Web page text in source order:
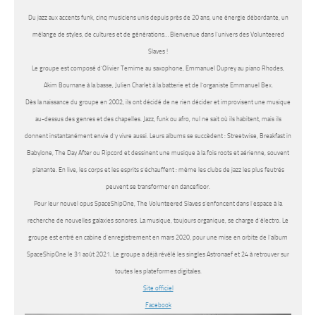
Du jazz aux accents funk, cinq musiciens unis depuis près de 20 ans, une énergie débordante, un
mélange de styles, de cultures et de générations… Bienvenue dans l’univers des Volunteered
Slaves !
Le groupe est composé d’Olivier Temime au saxophone, Emmanuel Duprey au piano Rhodes,
Akim Bournane à la basse, Julien Charlet à la batterie et de l’organiste Emmanuel Bex.
Dès la naissance du groupe en 2002, ils ont décidé de ne rien décider et improvisent une musique
au-dessus des genres et des chapelles. Jazz, funk ou afro, nul ne sait où ils habitent, mais ils
donnent instantanément envie d’y vivre aussi. Leurs albums se succèdent : Streetwise, Breakfast in
Babylone, The Day After ou Ripcord et dessinent une musique à la fois roots et aérienne, souvent
planante. En live, les corps et les esprits s’échauffent : même les clubs de jazz les plus feutrés
peuvent se transformer en dancefloor.
Pour leur nouvel opus SpaceShipOne, The Volunteered Slaves s’enfoncent dans l’espace à la
recherche de nouvelles galaxies sonores. La musique, toujours organique, se charge d’électro. Le
groupe est entré en cabine d’enregistrement en mars 2020, pour une mise en orbite de l’album
SpaceShipOne le 31 août 2021. Le groupe a déjà révélé les singles Astronaef et 24 à retrouver sur
toutes les plateformes digitales.
Site officiel
Facebook